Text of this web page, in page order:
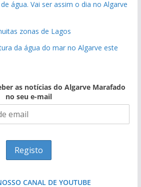
água. Vai ser assim o dia no Algarve
zonas de Lagos
da água do mar no Algarve este
as notícias do Algarve Marafado
no seu e-mail
CANAL DE YOUTUBE